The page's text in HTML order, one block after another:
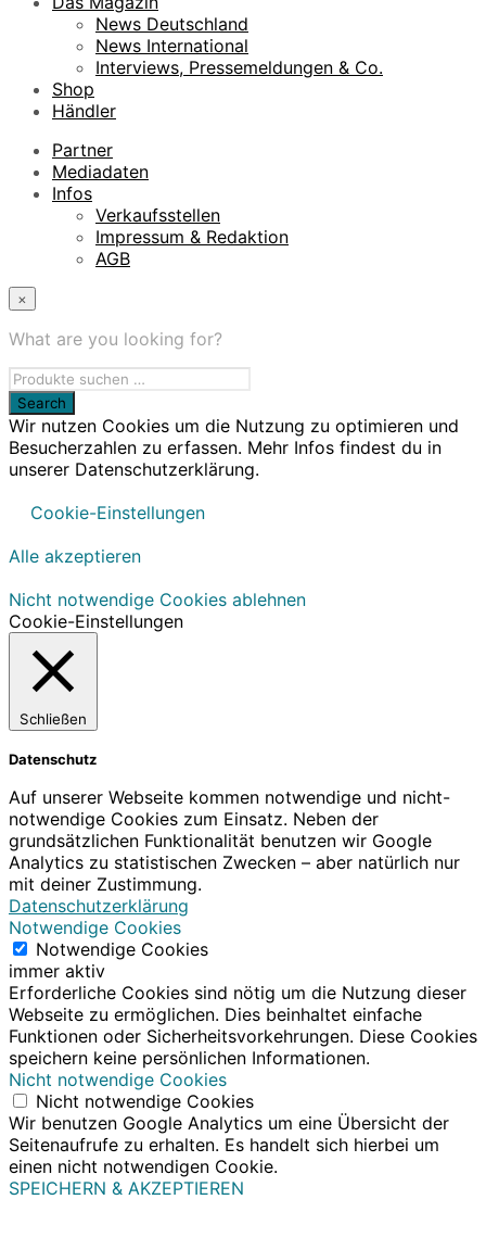
News Deutschland
News International
Interviews, Pressemeldungen & Co.
Shop
Händler
Partner
Mediadaten
Infos
Verkaufsstellen
Impressum & Redaktion
AGB
×
What are you looking for?
Wir nutzen Cookies um die Nutzung zu optimieren und
Besucherzahlen zu erfassen. Mehr Infos findest du in
unserer Datenschutzerklärung.
Cookie-Einstellungen
Alle akzeptieren
Nicht notwendige Cookies ablehnen
Cookie-Einstellungen
Schließen
Datenschutz
Auf unserer Webseite kommen notwendige und nicht-
notwendige Cookies zum Einsatz. Neben der
grundsätzlichen Funktionalität benutzen wir Google
Analytics zu statistischen Zwecken – aber natürlich nur
mit deiner Zustimmung.
Datenschutzerklärung
Notwendige Cookies
Notwendige Cookies
immer aktiv
Erforderliche Cookies sind nötig um die Nutzung dieser
Webseite zu ermöglichen. Dies beinhaltet einfache
Funktionen oder Sicherheitsvorkehrungen. Diese Cookies
speichern keine persönlichen Informationen.
Nicht notwendige Cookies
Nicht notwendige Cookies
Wir benutzen Google Analytics um eine Übersicht der
Seitenaufrufe zu erhalten. Es handelt sich hierbei um
einen nicht notwendigen Cookie.
SPEICHERN & AKZEPTIEREN